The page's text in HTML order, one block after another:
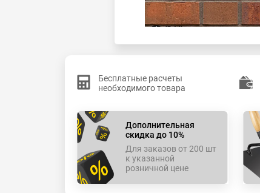
Бесплатные расчеты
необходимого товара
Дополнительная
скидка до 10%
Для заказов от 200 шт
к указанной
розничной цене